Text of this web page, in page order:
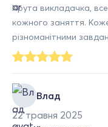
Крута викладачка,
кожного заняття.
різноманітними
Влад
22 травня 2025